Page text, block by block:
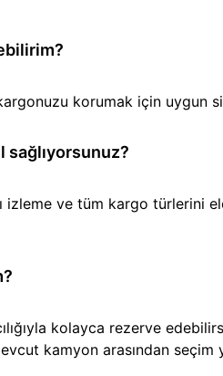
korumak için uygun
sağlıyorsunuz?
ve tüm kargo türlerini
kolayca rezerve
kamyon arasından seçim